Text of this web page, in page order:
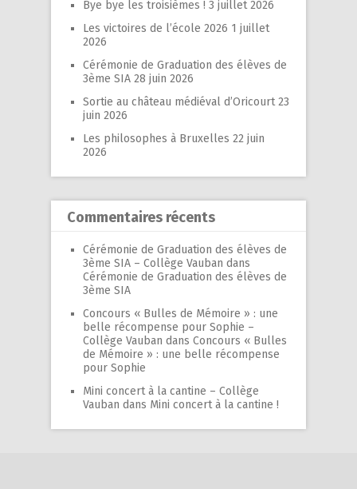
Bye bye les troisièmes ! 3 juillet 2026
Les victoires de l’école 2026 1 juillet
2026
Cérémonie de Graduation des élèves de
3ème SIA 28 juin 2026
Sortie au château médiéval d’Oricourt 23
juin 2026
Les philosophes à Bruxelles 22 juin
2026
Commentaires récents
Cérémonie de Graduation des élèves de
3ème SIA – Collège Vauban dans
Cérémonie de Graduation des élèves de
3ème SIA
Concours « Bulles de Mémoire » : une
belle récompense pour Sophie –
Collège Vauban dans Concours « Bulles
de Mémoire » : une belle récompense
pour Sophie
Mini concert à la cantine – Collège
Vauban dans Mini concert à la cantine !